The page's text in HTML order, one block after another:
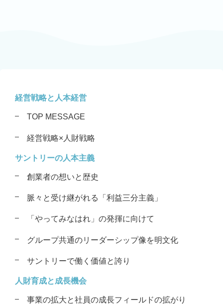
経営戦略と人本経営
TOP MESSAGE
経営戦略×人財戦略
サントリーの人本主義
創業者の想いと歴史
脈々と受け継がれる「利益三分主義」
「やってみなはれ」の発揮に向けて
グループ共通のリーダーシップ像を明文化
サントリーで働く価値と誇り
人財育成と成長機会
事業の拡大と社員の成長フィールドの拡がり